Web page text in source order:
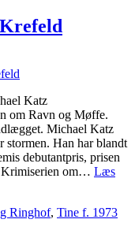
Katz
om Ravn og Møffe.
Michael Katz
stormen. Han har blandt
debutantpris, prisen
Krimiserien om… Læs
Ringhof, Tine f. 1973